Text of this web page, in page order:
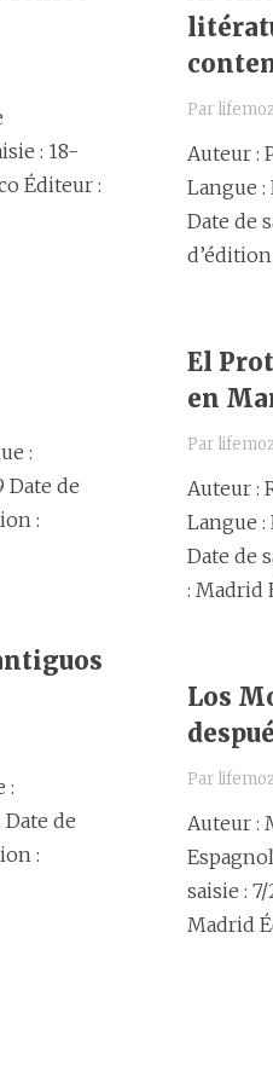
: 18-
Éditeur :
Par
Auteur :
Langue :
Date de
:
Date de
:
El
en
Par
Auteur :
Langue :
Date de
: Madrid
:
Date de
:
Los
Par
Auteur :
saisie :
Madrid